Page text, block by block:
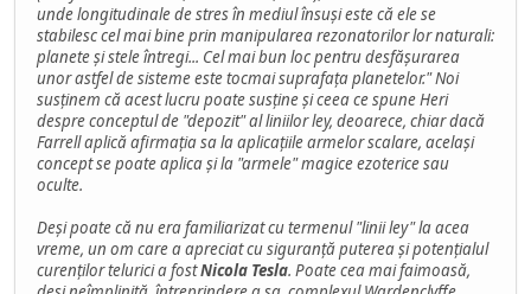
unde longitudinale de stres în mediul însuși este că ele se
stabilesc cel mai bine prin manipularea rezonatorilor lor naturali:
planete și stele întregi... Cel mai bun loc pentru desfășurarea
unor astfel de sisteme este tocmai suprafața planetelor." Noi
susținem că acest lucru poate susține și ceea ce spune Heri
despre conceptul de "depozit" al liniilor ley, deoarece, chiar dacă
Farrell aplică afirmația sa la aplicațiile armelor scalare, același
concept se poate aplica și la "armele" magice ezoterice sau
oculte.
Deși poate că nu era familiarizat cu termenul "linii ley" la acea
vreme, un om care a apreciat cu siguranță puterea și potențialul
curenților telurici a fostNicola Tesla. Poate cea mai faimoasă,